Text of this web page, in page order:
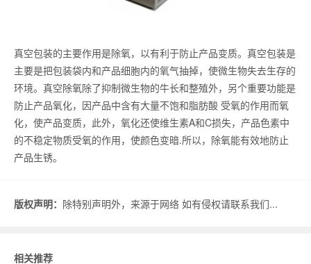
真空包装的主要作用是除氧，以有利于防止产品变质。真空包装是
主要是把包装袋内和产品细胞内的氧气抽掉，使微生物失去生存的
环境。真空除氧除了抑制微生物的牛长和整殖外，另个重要功能是
防止产品氧化，因产品中含有大量不饱和脂肪酸 受氧的作用而氧
化，使产品变质，此外，氧化还使维生素A和C损失，产品色素中
的不稳定物质受氧的作用，使颜色变暗.所以，除氧能有效地防止
产品生锈。
版权声明： 除特别声明外，来源于网络 如有侵权请联系我们...
相关推荐